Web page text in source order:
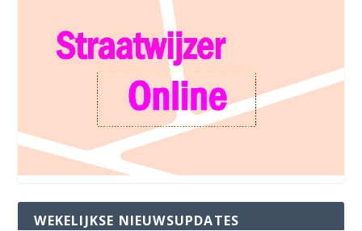
WEKELIJKSE NIEUWSUPDATES